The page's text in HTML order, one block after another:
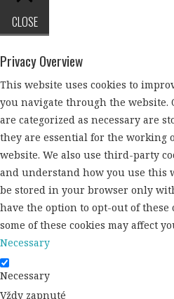
CLOSE
Privacy Overview
This website uses cookies to
you navigate through the website.
are categorized as necessary are
they are essential for the working
website. We also use third-party
and understand how you use this
be stored in your browser only
have the option to opt-out of these
some of these cookies may affect
Necessary
Necessary
Vždy zapnuté